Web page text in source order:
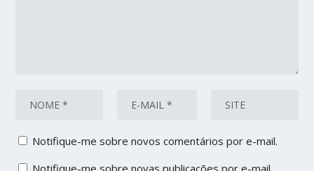
Notifique-me sobre novos comentários por e-mail.
Notifique-me sobre novas publicações por e-mail.